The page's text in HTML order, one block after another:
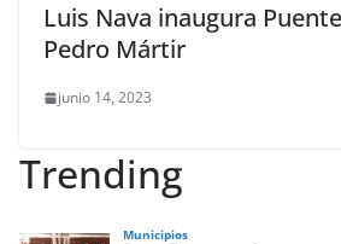
Luis Nava inaugura
Pedro Mártir
junio 14, 2023
Trending
Municipios